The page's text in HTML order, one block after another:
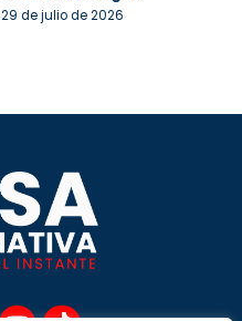
29 de julio de 2026